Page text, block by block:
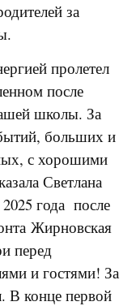
за
.
пролетел
после
школы. За
больших и
с хорошими
Светлана
года после
Жирновская
перед
и гостями! За
В конце первой